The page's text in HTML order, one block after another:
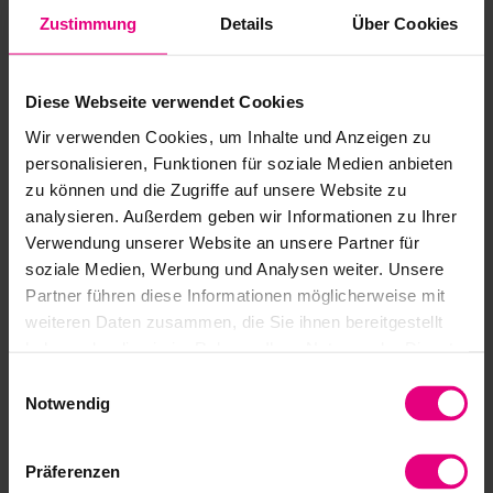
Zustimmung Details Über Cookies
Diese Webseite verwendet Cookies
Wir verwenden Cookies, um Inhalte und Anzeigen zu
personalisieren, Funktionen für soziale Medien anbieten
zu können und die Zugriffe auf unsere Website zu
analysieren. Außerdem geben wir Informationen zu Ihrer
Verwendung unserer Website an unsere Partner für
soziale Medien, Werbung und Analysen weiter. Unsere
Partner führen diese Informationen möglicherweise mit
weiteren Daten zusammen, die Sie ihnen bereitgestellt
Notwendig
Präferenzen
Documentation série LynxDrive-C
service
Certificat négatif CCC (anglais)
UKCA Information
Les produits Harmonic Drive SE sont synonymes de
précision, de fiabilité et de performances maximales. Ils
où des mouvements précis, des conceptions compactes et